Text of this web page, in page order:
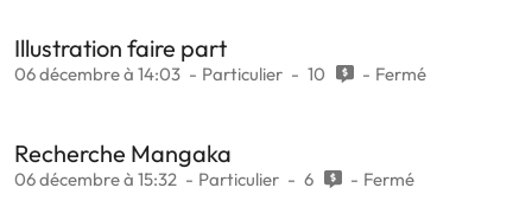
Illustration faire part
06 décembre à 14:03 Particulier 10 Fermé
Recherche Mangaka
06 décembre à 15:32 Particulier 6 Fermé